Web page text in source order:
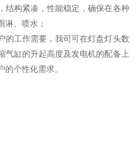
结构紧凑，性能稳定，确保在各种
淋、喷水；
的工作需要，我司可在灯盘灯头数
气缸的升起高度及发电机的配备上
个性化需求。